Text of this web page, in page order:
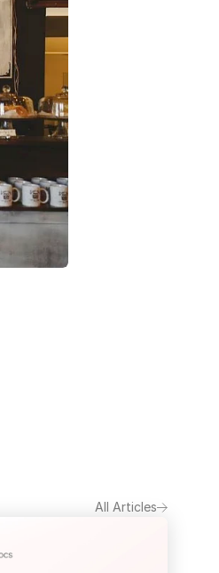
All Articles